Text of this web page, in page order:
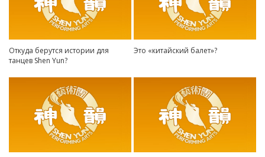
Откуда берутся истории для
танцев Shen Yun?
Это «китайский балет»?